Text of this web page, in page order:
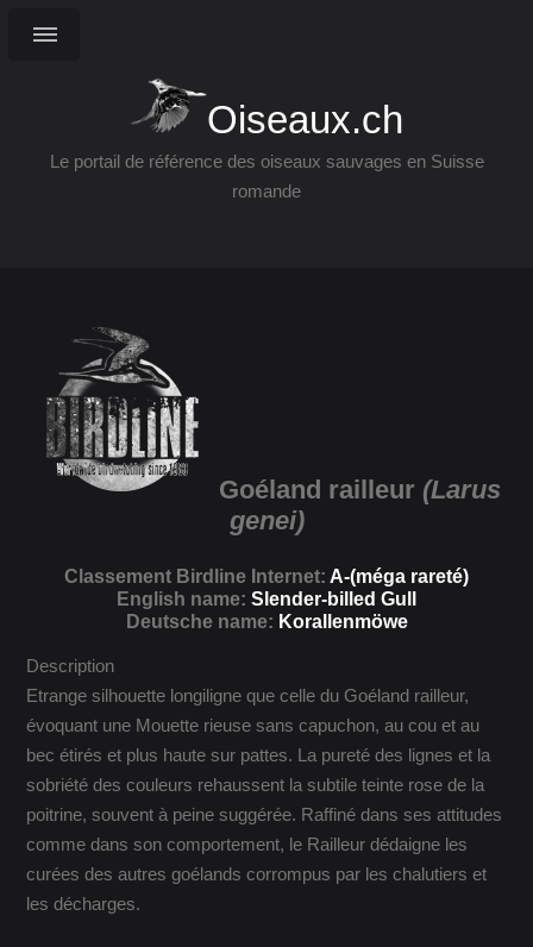
Oiseaux.ch
Le portail de référence des oiseaux sauvages en Suisse
romande
Goéland railleur (Larus
genei)
Classement Birdline Internet: A-(méga rareté)
English name: Slender-billed Gull
Deutsche name: Korallenmöwe
Description
Etrange silhouette longiligne que celle du Goéland railleur,
évoquant une Mouette rieuse sans capuchon, au cou et au
bec étirés et plus haute sur pattes. La pureté des lignes et la
sobriété des couleurs rehaussent la subtile teinte rose de la
poitrine, souvent à peine suggérée. Raffiné dans ses attitudes
comme dans son comportement, le Railleur dédaigne les
curées des autres goélands corrompus par les chalutiers et
les décharges.